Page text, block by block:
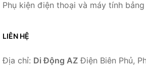
Phụ kiện điện thoại và máy tính bảng
LIÊN HỆ
Địa chỉ: Di Động AZ Điện Biên Phủ,